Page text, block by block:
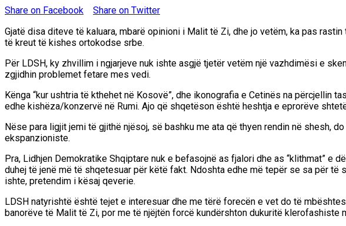
Share on Facebook
Share on Twitter
Gjatë disa diteve të kaluara, mbarë opinioni i Malit të Zi, dhe jo vetëm, ka pas
të kreut të kishes ortokodse srbe.
Për LDSH, ky zhvillim i ngjarjeve nuk ishte asgjë tjetër vetëm një vazhdimësi e
zgjidhin problemet fetare mes vedi.
Kënga “kur ushtria të kthehet në Kosovë”, dhe ikonografia e Cetinës na përcjellin
edhe kishëza/konzervë në Rumi. Ajo që shqetëson është heshtja e eprorëve
Nëse para ligjit jemi të gjithë njësoj, së bashku me ata që thyen rendin në shesh,
ekspanzioniste.
Pra, Lidhjen Demokratike Shqiptare nuk e befasojnë as fjalori dhe as “klithmat”
duhej të jenë më të shqetesuar për këtë fakt. Ndoshta edhe më tepër se sa për
ishte, pretendim i kësaj qeverie.
LDSH natyrishtë është tejet e interesuar dhe me tërë forecën e vet do të
banorëve të Malit të Zi, por me të njëjtën forcë kundërshton dukuritë